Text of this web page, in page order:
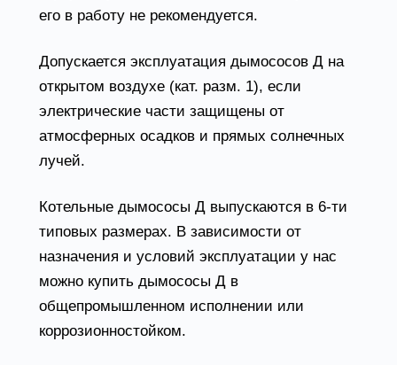
его в работу не рекомендуется.
Допускается эксплуатация дымососов Д на
открытом воздухе (кат. разм. 1), если
электрические части защищены от
атмосферных осадков и прямых солнечных
лучей.
Котельные дымососы Д выпускаются в 6-ти
типовых размерах. В зависимости от
назначения и условий эксплуатации у нас
можно купить дымососы Д в
общепромышленном исполнении или
коррозионностойком.